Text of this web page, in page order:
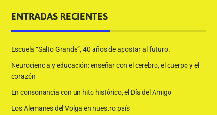
ENTRADAS RECIENTES
Escuela “Salto Grande”, 40 años de apostar al futuro.
Neurociencia y educación: enseñar con el cerebro, el cuerpo y el
corazón
En consonancia con un hito histórico, el Día del Amigo
Los Alemanes del Volga en nuestro país